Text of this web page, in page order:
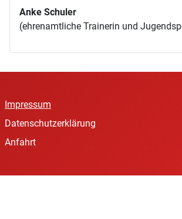
Anke Schuler
(ehrenamtliche Trainerin und
Impressum
Datenschutzerklärung
Anfahrt